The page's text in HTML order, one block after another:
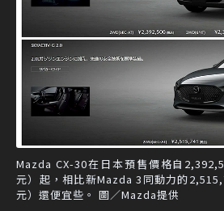
Mazda CX-30在日本預售價格自
元）起，相比新Mazda 3同動力的
元）還便宜些。 圖／Mazda提供